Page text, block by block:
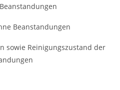
Beanstandungen
sowie Reinigungszustand der